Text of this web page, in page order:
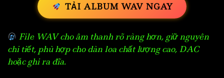
TẢI ALBUM WAV NGAY
File WAV cho âm thanh rõ ràng hơn, giữ nguyên
chi tiết, phù hợp cho dàn loa chất lượng cao, DAC
hoặc ghi ra đĩa.